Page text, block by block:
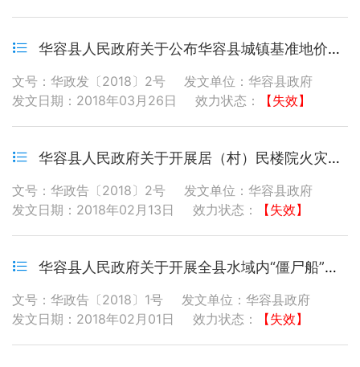
华容县人民政府关于公布华容县城镇基准地价更新成果的通知
文号：华政发〔2018〕2号
发文单位：华容县政府
发文日期：2018年03月26日
效力状态： 【失效】
华容县人民政府关于开展居（村）民楼院火灾隐患清查活动的通告
文号：华政告〔2018〕2号
发文单位：华容县政府
发文日期：2018年02月13日
效力状态： 【失效】
华容县人民政府关于开展全县水域内“僵尸船”清理整治的通告
文号：华政告〔2018〕1号
发文单位：华容县政府
发文日期：2018年02月01日
效力状态： 【失效】